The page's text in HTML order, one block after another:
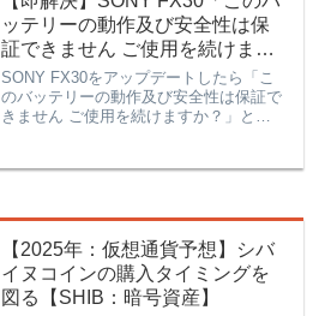
ッテリーの動作及び安全性は保
証できません ご使用を続けます
か？」の表示が！アップデート
後のエラーを解決！
SONY FX30をアップデートしたら「こ
のバッテリーの動作及び安全性は保証で
きません ご使用を続けますか？」とい
KATATEMA BOYです。同じようにお困
【2025年：仮想通貨予想】シバ
イヌコインの購入タイミングを
図る【SHIB：暗号資産】